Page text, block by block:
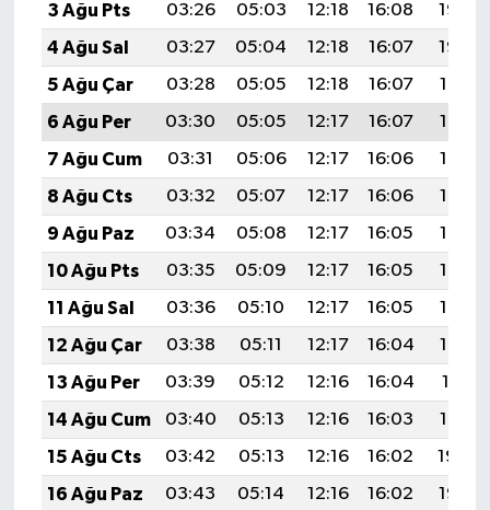
3 Ağu Pts
03:26 05:03 12:18 16:08
19:23
4 Ağu Sal
03:27 05:04 12:18 16:07
19:22
5 Ağu Çar
03:28 05:05 12:18 16:07
19:21
6 Ağu Per
03:30 05:05 12:17 16:07
19:19
7 Ağu Cum
03:31 05:06 12:17 16:06
19:18
8 Ağu Cts
03:32 05:07 12:17 16:06
19:17
9 Ağu Paz
03:34 05:08 12:17 16:05
19:16
10 Ağu Pts
03:35 05:09 12:17 16:05
19:15
11 Ağu Sal
03:36 05:10 12:17 16:05
19:14
12 Ağu Çar
03:38 05:11 12:17 16:04
19:12
13 Ağu Per
03:39 05:12 12:16 16:04
19:11
14 Ağu Cum
03:40 05:13 12:16 16:03
19:10
15 Ağu Cts
03:42 05:13 12:16 16:02
19:09
16 Ağu Paz
03:43 05:14 12:16 16:02
19:07